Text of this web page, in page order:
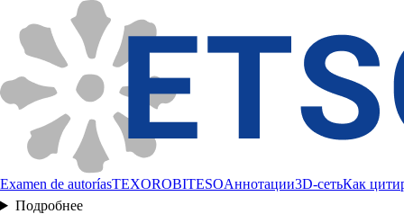
Examen de autoríasTEXOROBITESOАннотации3D-сетьКак
Подробнее